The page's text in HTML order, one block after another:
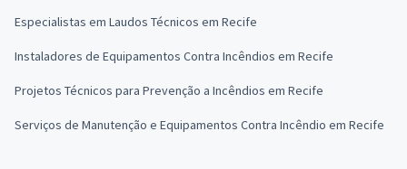
Especialistas em Laudos Técnicos em Recife
Instaladores de Equipamentos Contra Incêndios em Recife
Projetos Técnicos para Prevenção a Incêndios em Recife
Serviços de Manutenção e Equipamentos Contra Incêndio em Recife